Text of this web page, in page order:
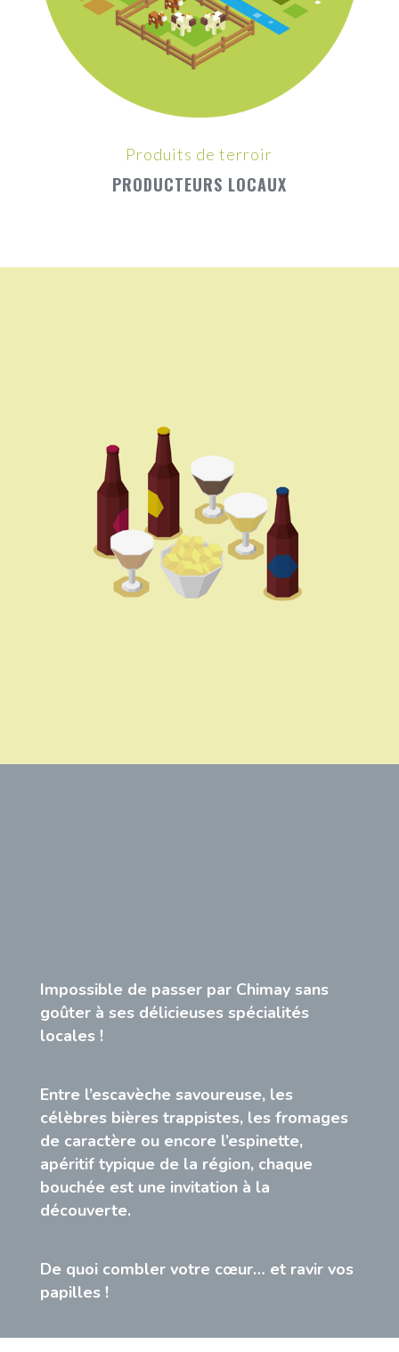
Produits de terroir
PRODUCTEURS LOCAUX
Impossible de passer par Chimay sans
goûter à ses délicieuses spécialités
locales !
Entre l’escavèche savoureuse, les
célèbres bières trappistes, les fromages
de caractère ou encore l’espinette,
apéritif typique de la région, chaque
bouchée est une invitation à la
découverte.
De quoi combler votre cœur… et ravir vos
papilles !